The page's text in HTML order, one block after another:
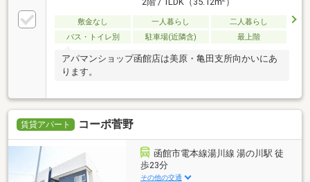
2階 / 1LDK（35.12m ）
敷金なし 一人暮らし
二人暮らし
バス・トイレ別
駐車場(近隣含) 最上階
アパマンショップ函館店は美原・亀田支所向かいにあ
ります。
賃貸アパート コーポ菅野
函館市電本線湯川線 湯の川駅 徒
歩23分
その他の交通